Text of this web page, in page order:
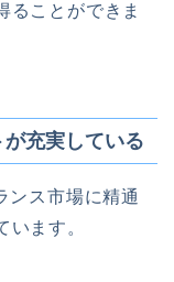
ることができま
充実している
ンス市場に精通
います。